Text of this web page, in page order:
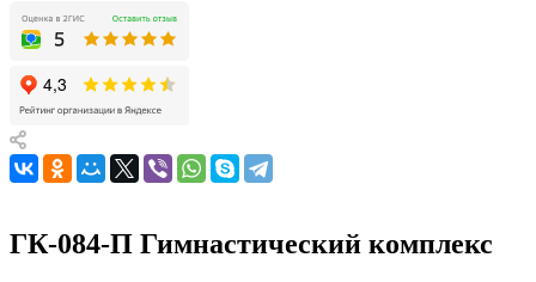
ГК-084-П Гимнастический комплекс